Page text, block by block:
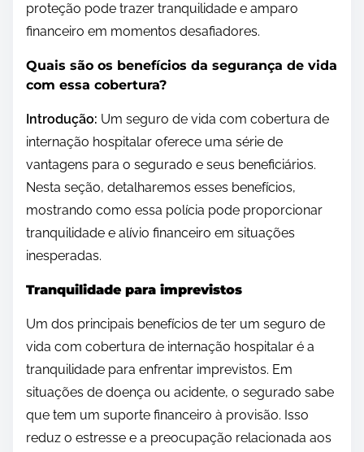
proteção pode trazer tranquilidade e amparo
financeiro em momentos desafiadores.
Quais são os benefícios da segurança de vida
com essa cobertura?
Introdução: Um seguro de vida com cobertura de
internação hospitalar oferece uma série de
vantagens para o segurado e seus beneficiários.
Nesta seção, detalharemos esses benefícios,
mostrando como essa polícia pode proporcionar
tranquilidade e alívio financeiro em situações
inesperadas.
Tranquilidade para imprevistos
Um dos principais benefícios de ter um seguro de
vida com cobertura de internação hospitalar é a
tranquilidade para enfrentar imprevistos. Em
situações de doença ou acidente, o segurado sabe
que tem um suporte financeiro à provisão. Isso
reduz o estresse e a preocupação relacionada aos